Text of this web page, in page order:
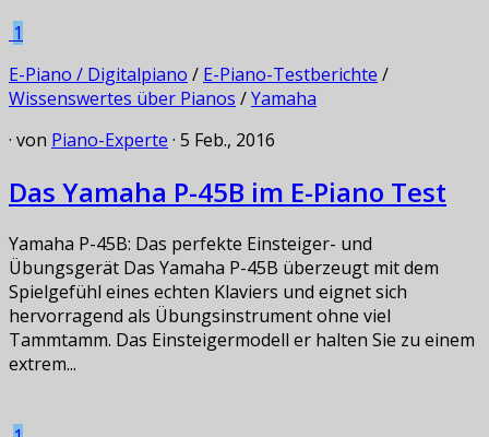
1
E-Piano / Digitalpiano / E-Piano-Testberichte /
Wissenswertes über Pianos /Yamaha
· von Piano-Experte · 5 Feb., 2016
Das Yamaha P-45B im E-Piano Test
Yamaha P-45B: Das perfekte Einsteiger- und
Übungsgerät Das Yamaha P-45B überzeugt mit dem
Spielgefühl eines echten Klaviers und eignet sich
hervorragend als Übungsinstrument ohne viel
Tammtamm. Das Einsteigermodell er halten Sie zu einem
extrem...